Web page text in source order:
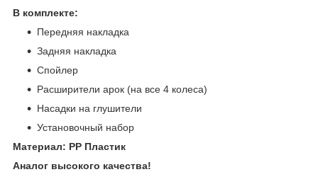
В комплекте:
Передняя накладка
Задняя накладка
Спойлер
Расширители арок (на все 4 колеса)
Насадки на глушители
Установочный набор
Материал: PP Пластик
Аналог высокого качества!